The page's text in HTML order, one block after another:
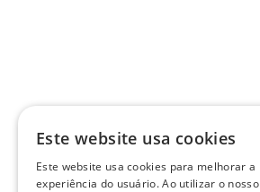
Este website usa cookies
Este website usa cookies para melhorar a
experiência do usuário. Ao utilizar o nosso